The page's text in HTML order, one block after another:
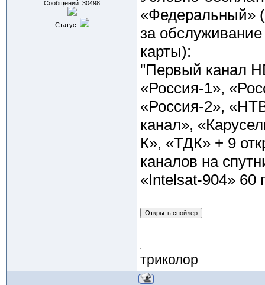
Сообщений: 30498
Статус:
«Федеральный»
за
карты):
"Первый канал
«Россия-1»,
«Россия-2»,
канал»,
К», «ТДК» + 9
каналов на
«Intelsat-904» 60
триколор